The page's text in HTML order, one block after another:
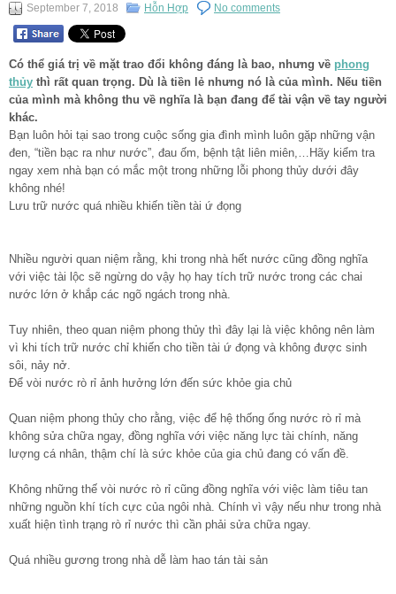
September 7, 2018 Hỗn Hợp No comments
Có thể giá trị về mặt trao đổi không đáng là bao, nhưng về phong
thủy thì rất quan trọng. Dù là tiền lẻ nhưng nó là của mình. Nếu tiền
của mình mà không thu về nghĩa là bạn đang để tài vận về tay người
khác.
Bạn luôn hỏi tại sao trong cuộc sống gia đình mình luôn gặp những vận
đen, “tiền bạc ra như nước”, đau ốm, bệnh tật liên miên,…Hãy kiểm tra
ngay xem nhà bạn có mắc một trong những lỗi phong thủy dưới đây
không nhé!
Lưu trữ nước quá nhiều khiến tiền tài ứ đọng
Nhiều người quan niệm rằng, khi trong nhà hết nước cũng đồng nghĩa
với việc tài lộc sẽ ngừng do vậy họ hay tích trữ nước trong các chai
nước lớn ở khắp các ngõ ngách trong nhà.
Tuy nhiên, theo quan niệm phong thủy thì đây lại là việc không nên làm
vì khi tích trữ nước chỉ khiến cho tiền tài ứ đọng và không được sinh
sôi, nảy nở.
Để vòi nước rò rỉ ảnh hưởng lớn đến sức khỏe gia chủ
Quan niệm phong thủy cho rằng, việc để hệ thống ống nước rò rỉ mà
không sửa chữa ngay, đồng nghĩa với việc năng lực tài chính, năng
lượng cá nhân, thậm chí là sức khỏe của gia chủ đang có vấn đề.
Không những thế vòi nước rò rỉ cũng đồng nghĩa với việc làm tiêu tan
những nguồn khí tích cực của ngôi nhà. Chính vì vậy nếu như trong nhà
xuất hiện tình trạng rò rỉ nước thì cần phải sửa chữa ngay.
Quá nhiều gương trong nhà dễ làm hao tán tài sản